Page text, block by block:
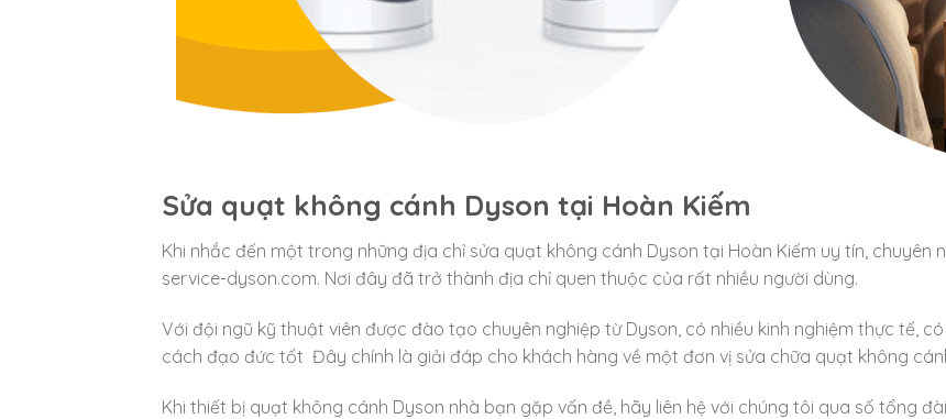
Sửa quạt không cánh Dyson tại Hoàn Kiếm
Khi nhắc đến một trong những địa chỉ sửa quạt không cánh Dyson tại Hoàn Kiếm uy tín, chuyên
service-dyson.com. Nơi đây đã trở thành địa chỉ quen thuộc của rất nhiều người dùng.
Với đội ngũ kỹ thuật viên được đào tạo chuyên nghiệp từ Dyson, có nhiều kinh nghiệm thực tế,
cách đạo đức tốt Đây chính là giải đáp cho khách hàng về một đơn vị sửa chữa quạt không
Khi thiết bị quạt không cánh Dyson nhà bạn gặp vấn đề, hãy liên hệ với chúng tôi qua số tổng đài